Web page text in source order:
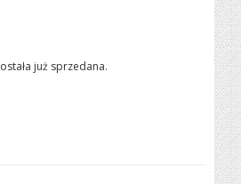
już sprzedana.